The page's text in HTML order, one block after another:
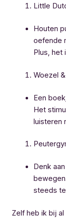
Little
Houten
oefende
Plus, het
Woezel
Een
Het
luisteren
Denk
steeds
Zelf heb ik bij